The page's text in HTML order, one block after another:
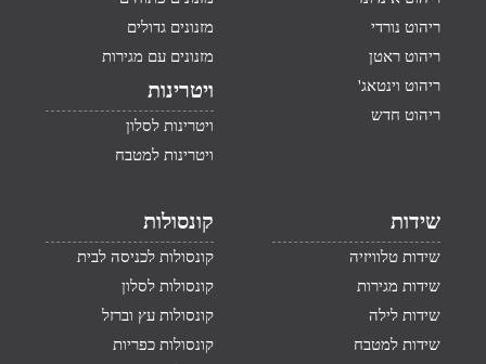
ריהוט נורדי
ריהוט ראטן
ריהוט וינטאג'
ריהוט חדש
מזנונים גדולים
מזנונים עם מגירות
ויטרינות
ויטרינות לסלון
ויטרינות למטבח
שידות
שידות טלוויזיה
שידות מגירות
שידות לילה
שידות למטבח
קונסולות
קונסולות לכניסה לבית
קונסולות לסלון
קונסולות עץ וברזל
קונסולות כפריות